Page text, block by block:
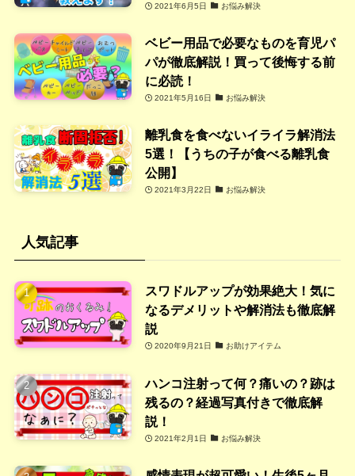
2021年6月5日 お悩み解決
ベビー用品で必要なものを育児パ
パが徹底解説！買って後悔する前
に必読！
2021年5月16日 お悩み解決
離乳食を食べないイライラ解消法
5選！【うちの子が食べる離乳食
公開】
2021年3月22日 お悩み解決
人気記事
スワドルアップが効果絶大！気に
なるデメリットや解消法も徹底解
説
2020年9月21日 お助けアイテム
ハンコ注射って何？痛いの？跡は
残るの？経過写真付きで徹底解
説！
2021年2月1日 お悩み解決